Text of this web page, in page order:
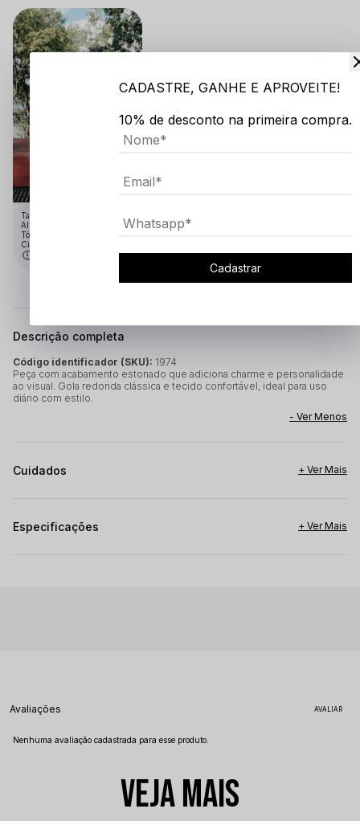
Tamanho:GG
Altura: 1.91
Tórax: 1.10
Cintura: 75
Descrição completa
Código identificador (SKU): 1974
Peça com acabamento estonado que adiciona charme e personalidade
ao visual. Gola redonda clássica e tecido confortável, ideal para uso
diário com estilo.
Cuidados
Especificações
Avaliações
Nenhuma avaliação cadastrada para esse produto.
VEJA MAIS
CADASTRE, GANHE E APROVEITE!
10% de desconto na primeira compra.
Cadastrar